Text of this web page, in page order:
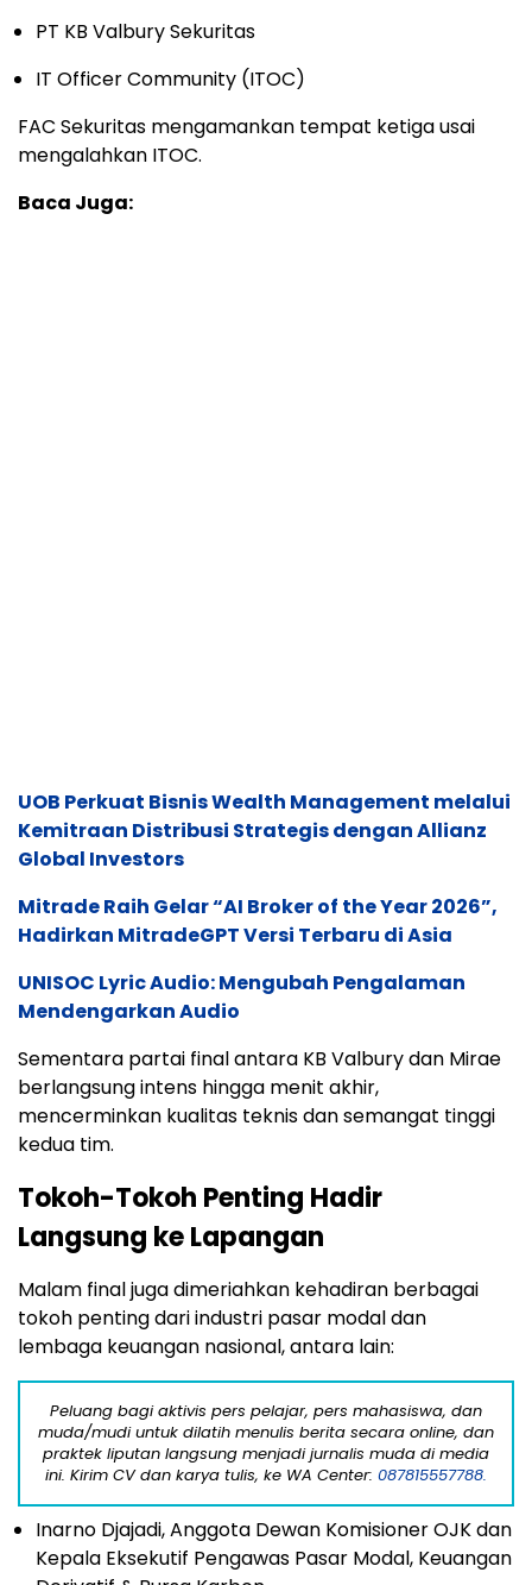
PT KB Valbury Sekuritas
IT Officer Community (ITOC)
FAC Sekuritas mengamankan tempat ketiga usai
mengalahkan ITOC.
Baca Juga:
UOB Perkuat Bisnis Wealth Management melalui
Kemitraan Distribusi Strategis dengan Allianz
Global Investors
Mitrade Raih Gelar “AI Broker of the Year 2026”,
Hadirkan MitradeGPT Versi Terbaru di Asia
UNISOC Lyric Audio: Mengubah Pengalaman
Mendengarkan Audio
Sementara partai final antara KB Valbury dan Mirae
berlangsung intens hingga menit akhir,
mencerminkan kualitas teknis dan semangat tinggi
kedua tim.
Tokoh-Tokoh Penting Hadir
Langsung ke Lapangan
Malam final juga dimeriahkan kehadiran berbagai
tokoh penting dari industri pasar modal dan
lembaga keuangan nasional, antara lain:
Peluang bagi aktivis pers pelajar, pers mahasiswa, dan
muda/mudi untuk dilatih menulis berita secara online, dan
praktek liputan langsung menjadi jurnalis muda di media
ini. Kirim CV dan karya tulis, ke WA Center: 087815557788.
Inarno Djajadi, Anggota Dewan Komisioner OJK dan
Kepala Eksekutif Pengawas Pasar Modal, Keuangan